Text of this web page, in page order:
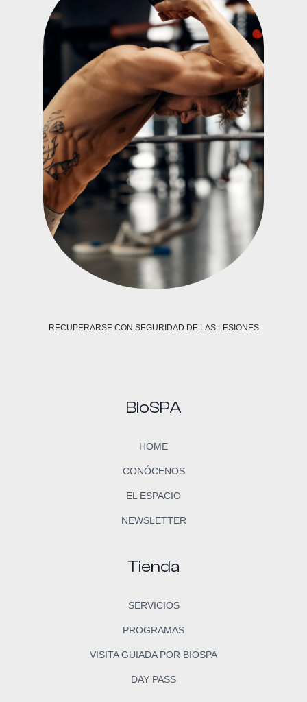
RECUPERARSE CON SEGURIDAD DE LAS LESIONES
BioSPA
HOME
CONÓCENOS
EL ESPACIO
NEWSLETTER
Tienda
SERVICIOS
PROGRAMAS
VISITA GUIADA POR BIOSPA
DAY PASS